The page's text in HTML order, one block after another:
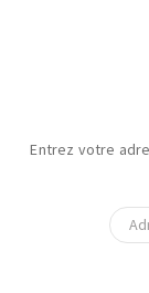
Participer
travail et
Il s'agit d!une
Entrez votre
E-mail